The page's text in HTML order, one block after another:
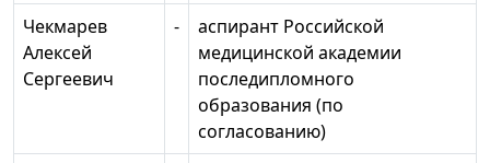
Чекмарев
Алексей
Сергеевич
-
аспирант Российской
медицинской академии
последипломного
образования (по
согласованию)